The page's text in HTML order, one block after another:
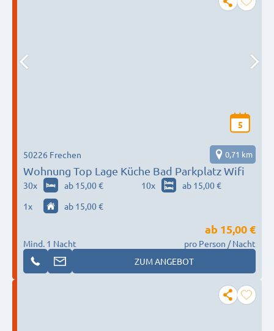
5
Wohnung Top Lage Küche Bad Parkplatz Wifi
50226 Frechen 0,71 km
30x ab 15,00 € 10x
ab 15,00 €
1x ab 15,00 €
Mind. 1 Nacht
ab 15,00 €
pro Person / Nacht
ZUM ANGEBOT